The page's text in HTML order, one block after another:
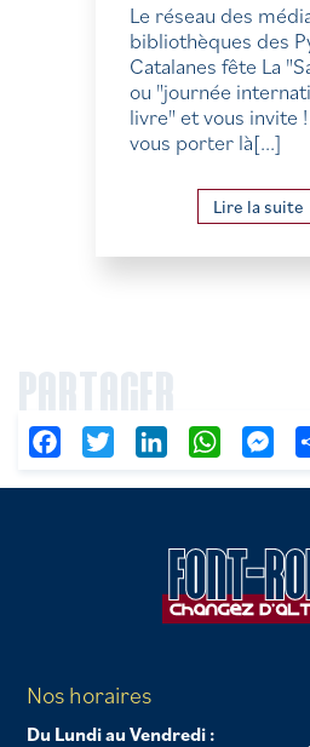
Le réseau des
bibliothèques des
Catalanes fête La
ou "journée
livre" et vous invite
vous porter là[...]
Lire la suite
PARTAGER
FacebookTwitter LinkedIn WhatsApp
Nos horaires
Du Lundi au Vendredi :